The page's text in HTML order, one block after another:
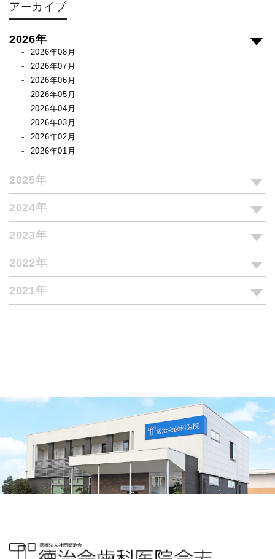
アーカイブ
2026年
2026年08月
2026年07月
2026年06月
2026年05月
2026年04月
2026年03月
2026年02月
2026年01月
2025年
2024年
2023年
2022年
2021年